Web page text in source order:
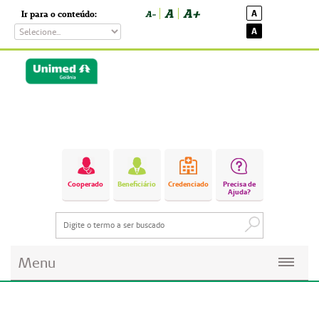
Ir para o conteúdo: A- A A+
A
A
Cooperado Beneficiário Credenciado
Precisa de
Ajuda?
Menu